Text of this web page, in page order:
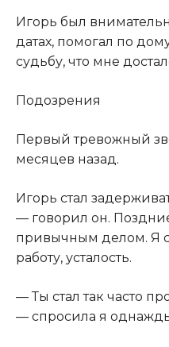
Игорь был
датах, помогал по
судьбу, что мне
Подозрения
Первый тревожный
месяцев назад.
Игорь стал
— говорил он.
привычным делом. Я
работу, усталость.
— Ты стал так часто
— спросила я